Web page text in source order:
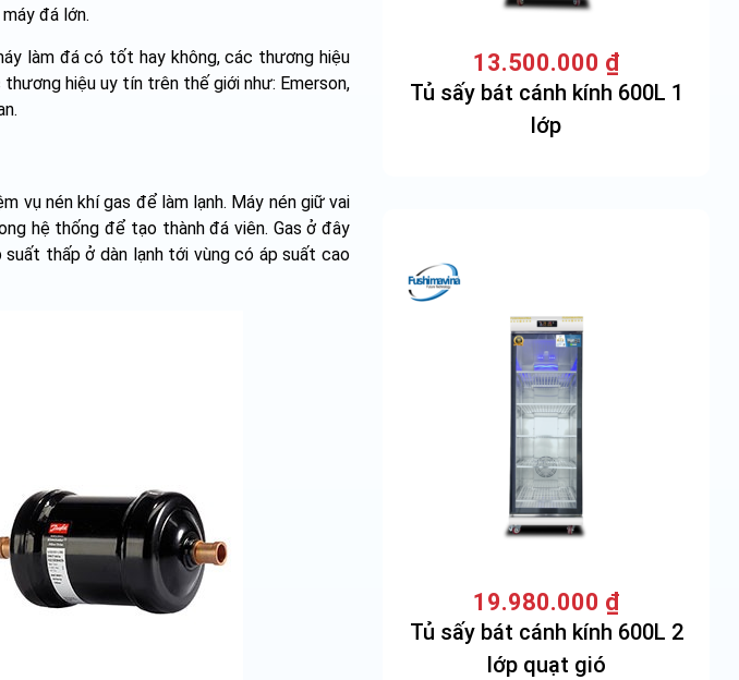
đá lớn.
làm đá có tốt hay không, các thương hiệu
hiệu uy tín trên thế giới như: Emerson,
vụ nén khí gas để làm lạnh. Máy nén giữ vai
hệ thống để tạo thành đá viên. Gas ở đây
thấp ở dàn lạnh tới vùng có áp suất cao
Tủ sấy bát cánh kính 600L 1
lớp
13.500.000 ₫
Tủ sấy bát cánh kính 600L 2
lớp quạt gió
19.980.000 ₫